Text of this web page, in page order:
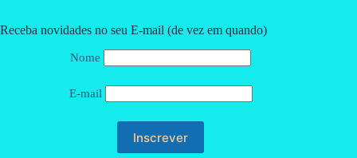
Receba novidades no seu E-mail (de vez em quando)
Nome
E-mail